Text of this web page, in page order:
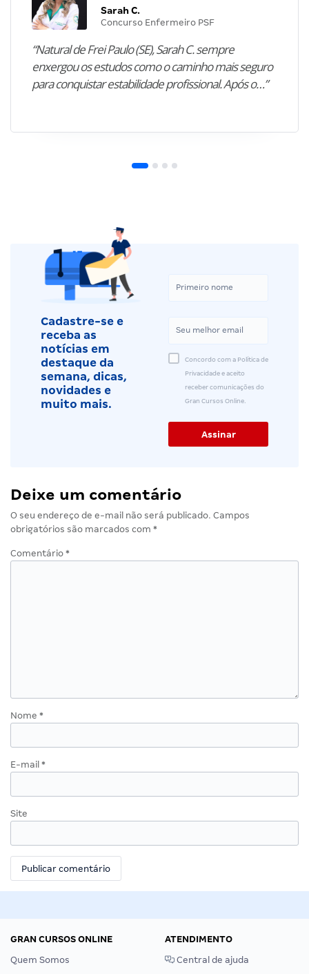
Sarah C.
Concurso Enfermeiro PSF
“Natural de Frei Paulo (SE), Sarah C. sempre
enxergou os estudos como o caminho mais seguro
para conquistar estabilidade profissional. Após o…”
Cadastre-se e
receba as
notícias em
destaque da
semana, dicas,
novidades e
muito mais.
Concordo com a Política de
Privacidade e aceito
receber comunicações do
Gran Cursos Online.
Deixe um comentário
O seu endereço de e-mail não será publicado. Campos
obrigatórios são marcados com *
Comentário *
Nome *
E-mail *
Site
GRAN CURSOS ONLINE
Quem Somos
ATENDIMENTO
Central de ajuda